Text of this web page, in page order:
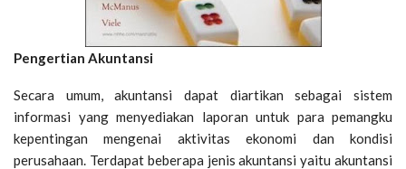
Pengertian Akuntansi
Secara umum, akuntansi dapat diartikan sebagai sistem
informasi yang menyediakan laporan untuk para pemangku
kepentingan mengenai aktivitas ekonomi dan kondisi
perusahaan. Terdapat beberapa jenis akuntansi yaitu akuntansi